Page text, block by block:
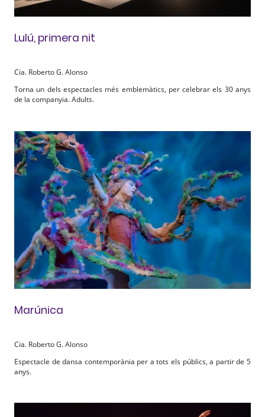
Lulú, primera nit
Cia. Roberto G. Alonso
Torna un dels espectacles més emblemàtics, per celebrar els 30 anys
de la companyia. Adults.
Marúnica
Cia. Roberto G. Alonso
Espectacle de dansa contemporània per a tots els públics, a partir de 5
anys.